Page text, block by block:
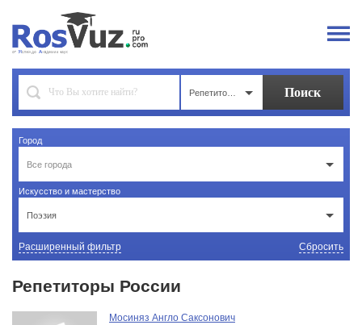
Город
Все города
Искусство и мастерство
Поэзия
Расширенный фильтр Сбросить
Репетиторы России
Мосиняз Англо Саксонович